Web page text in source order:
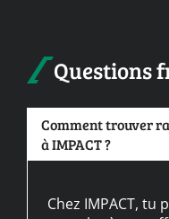
Questions
Comment trouver
à IMPACT ?
Chez IMPACT,